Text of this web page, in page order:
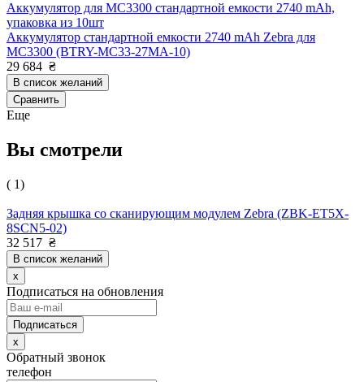
Аккумулятор для MC3300 стандартной емкости 2740 mAh,
упаковка из 10шт
Аккумулятор стандартной емкости 2740 mAh Zebra для
MC3300 (BTRY-MC33-27MA-10)
29 684 ₴
В список желаний
Сравнить
Еще
Вы смотрели
( 1)
Задняя крышка со сканирующим модулем Zebra (ZBK-ET5X-
8SCN5-02)
32 517 ₴
В список желаний
x
Подписаться на обновления
x
Обратный звонок
телефон